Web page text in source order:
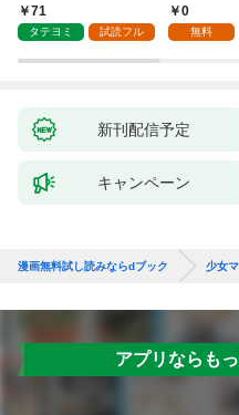
しません
71
タテヨミ 試読フル
0
無料
新刊配信予定
キャンペーン
漫画無料試し読みならdブック 少女
アプリならも